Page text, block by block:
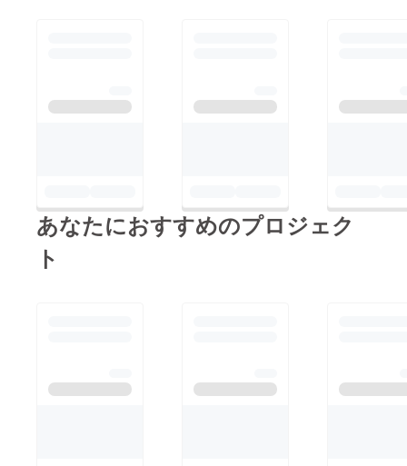
あなたにおすすめのプロジェク
ト